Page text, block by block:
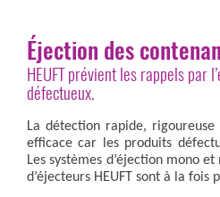
Éjection des
HEUFT prévient les rappels par
défectueux.
La détection rapide,
efficace car les produits
Les systèmes d’éjection mono
d’éjecteurs HEUFT sont à la fois